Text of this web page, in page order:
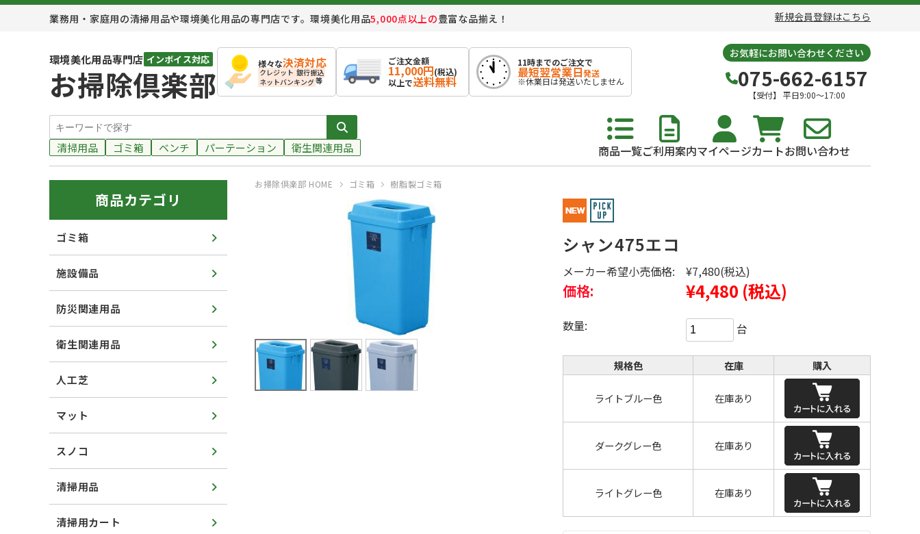
業務用・家庭用の清掃用品や環境美化用品の専門店です。環境美化用品5,000点以上の豊富な品揃え！ 新規会員登録はこちら
環境美化用品専門店 インボイス対応
お掃除倶楽部
様々な決済対応
クレジット 銀行振込
ネットバンキング等
ご注文金額
11,000円(税込)
以上で送料無料
11時までのご注文で
最短翌営業日発送
※休業日は発送いたしません
お気軽にお問い合わせください
075-662-6157
【受付】 平日9:00～17:00
清掃用品 ゴミ箱 ベンチ パーテーション 衛生関連用品 商品一覧ご利用案内マイページカートお問い合わせ
お掃除倶楽部 HOME ゴミ箱 樹脂製ゴミ箱
シャン475エコ
メーカー希望小売価格: ¥7,480(税込)
価格: ¥4,480 (税込)
数量: 台
規格色 在庫 購入
ライトブルー色 在庫あり
ダークグレー色 在庫あり
ライトグレー色 在庫あり
商品カテゴリ
ゴミ箱
施設備品
防災関連用品
衛生関連用品
人工芝
マット
スノコ
清掃用品
清掃用カート